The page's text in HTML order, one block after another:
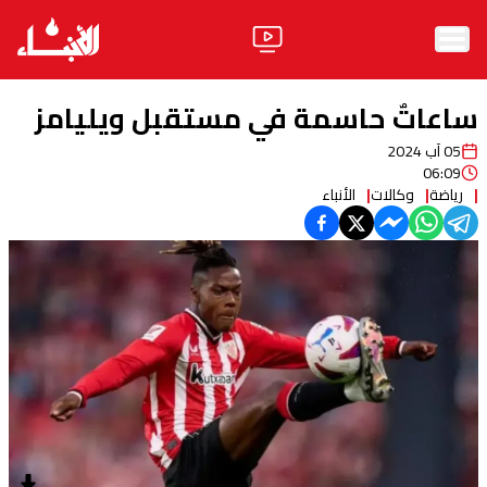
الرئيسية
الأخبار
ثقافة ومجتمع
آراء
فيديو
وليد جنبلاطالحزب
ابحث
ساعاتٌ حاسمة في مستقبل ويليامز
05 آب 2024
06:09
رياضة وكالات الأنباء